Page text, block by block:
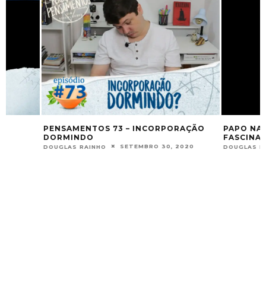
PENSAMENTOS 73 – INCORPORAÇÃO
DORMINDO
DOUGLAS RAINHO SETEMBRO 30, 2020
PAPO NA
FASCINAÇÃO E
DOUGLAS RAINHO